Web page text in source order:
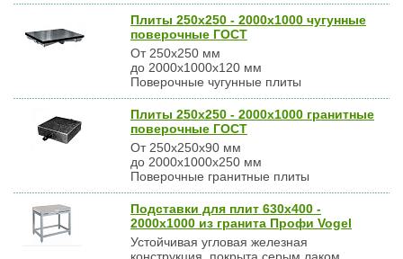
Плиты 250х250 - 2000х1000 чугунные
поверочные ГОСТ
От 250х250 мм
до 2000х1000х120 мм
Поверочные чугунные плиты
Плиты 250х250 - 2000х1000 гранитные
поверочные ГОСТ
От 250х250х90 мм
до 2000х1000х250 мм
Поверочные гранитные плиты
Подставки для плит 630х400 -
2000х1000 из гранита Профи Vogel
Устойчивая угловая железная